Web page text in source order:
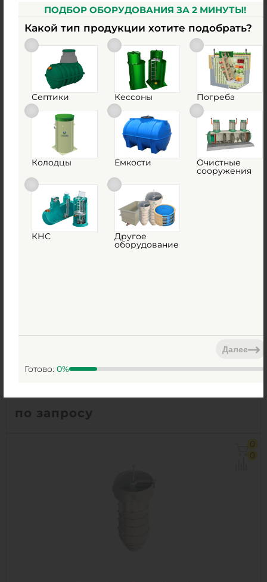
Очистное сооружение ГРИНЛОС
Пескоуловитель 50
Поставка под заказ
по запросу
0
по запросу
0
0
ПОДБОР ОБОРУДОВАНИЯ ЗА 2 МИНУТЫ!
Какой тип продукции хотите подобрать?
Септики Кессоны Погреба
Колодцы Емкости Очистные
сооружения
КНС Другое
оборудование
Готово: 0%
Далее